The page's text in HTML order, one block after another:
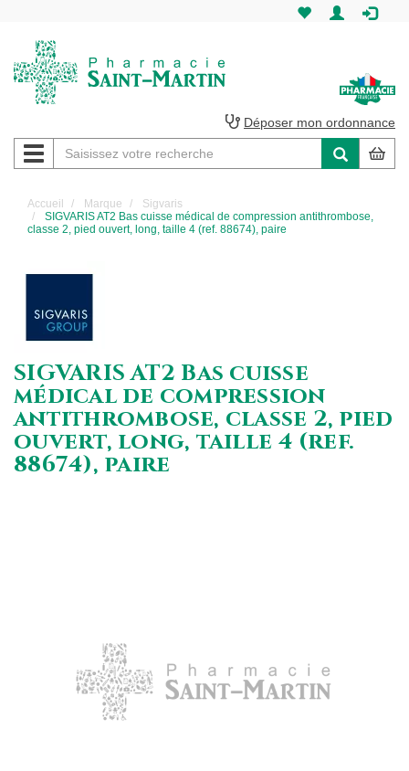
Martin
Pharmacie
Martin
Déposer mon ordonnance
Navigation
Accueil Marque
Sigvaris
SIGVARIS AT2 Bas cuisse médical de compression antithrombose,
classe 2, pied ouvert, long, taille 4 (ref. 88674), paire
SIGVARIS AT2 Bas cuisse
médical de compression
antithrombose, classe 2, pied
ouvert, long, taille 4 (ref.
88674), paire